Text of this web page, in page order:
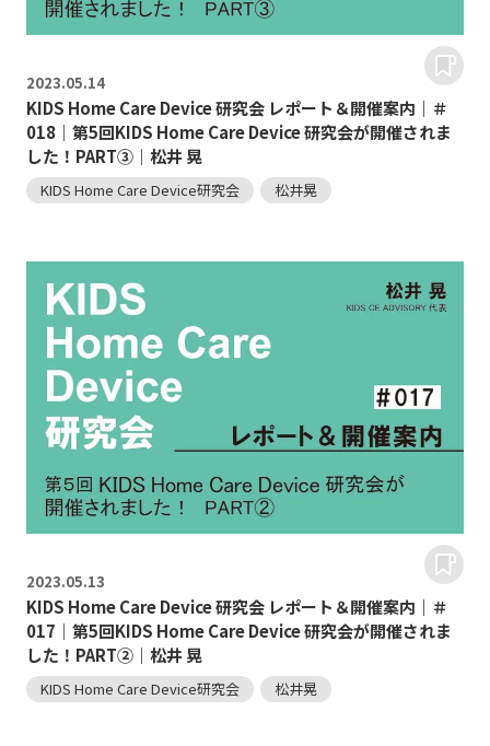
2023.05.14
KIDS Home Care Device 研究会 レポート＆開催案内｜＃
018｜第5回KIDS Home Care Device 研究会が開催されま
した！PART③｜松井 晃
KIDS Home Care Device研究会 松井晃
2023.05.13
KIDS Home Care Device 研究会 レポート＆開催案内｜＃
017｜第5回KIDS Home Care Device 研究会が開催されま
した！PART②｜松井 晃
KIDS Home Care Device研究会 松井晃